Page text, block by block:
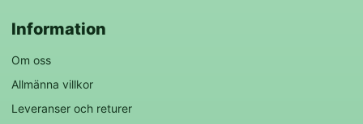
Information
Om oss
Allmänna villkor
Leveranser och returer